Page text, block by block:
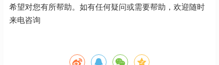
希望对您有所帮助。如有任何疑问或需要帮助，欢迎随时
来电咨询